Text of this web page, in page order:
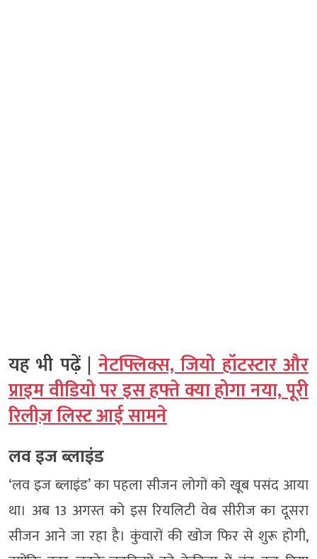
यह भी पढ़ें |नेटफ्लिक्स, जियो हॉटस्टार और
प्राइम वीडियो पर इस हफ्ते क्या होगा नया, पूरी
रिलीज़ लिस्ट आई सामने
लव इज ब्लाइंड
‘लव इज ब्लाइंड’ का पहला सीजन लोगों को खूब पसंद आया
था। अब 13 अगस्त को इस रियलिटी वेब सीरीज का दूसरा
सीजन आने जा रहा है। कुंवारों की खोज फिर से शुरू होगी,